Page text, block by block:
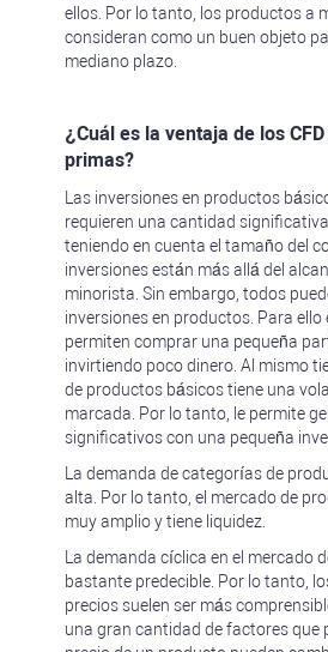
ellos. Por lo tanto, los productos a
consideran como un buen objeto
mediano plazo.
¿Cuál es la ventaja de los
primas?
Las inversiones en productos
requieren una cantidad
teniendo en cuenta el tamaño del
inversiones están más allá del
minorista. Sin embargo, todos
inversiones en productos. Para ello
permiten comprar una pequeña
invirtiendo poco dinero. Al mismo
de productos básicos tiene una
marcada. Por lo tanto, le permite
significativos con una pequeña
La demanda de categorías de
alta. Por lo tanto, el mercado de
muy amplio y tiene liquidez.
La demanda cíclica en el mercado
bastante predecible. Por lo tanto,
precios suelen ser más
una gran cantidad de factores que